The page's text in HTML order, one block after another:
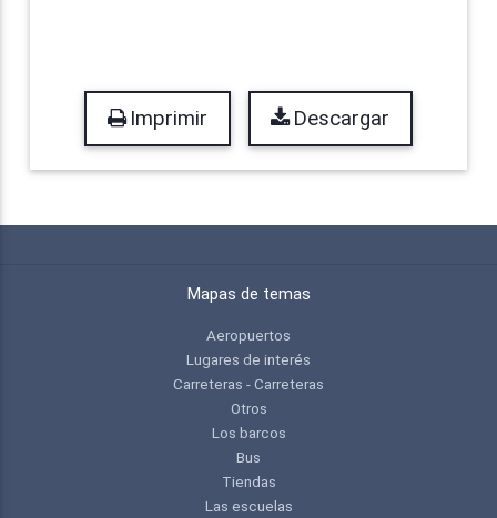
Imprimir Descargar
Mapas de temas
Aeropuertos
Lugares de interés
Carreteras - Carreteras
Otros
Los barcos
Bus
Tiendas
Las escuelas